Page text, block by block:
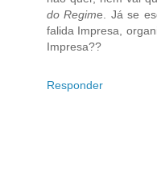
do Regime. Já se
falida Impresa,
Impresa??
Responder